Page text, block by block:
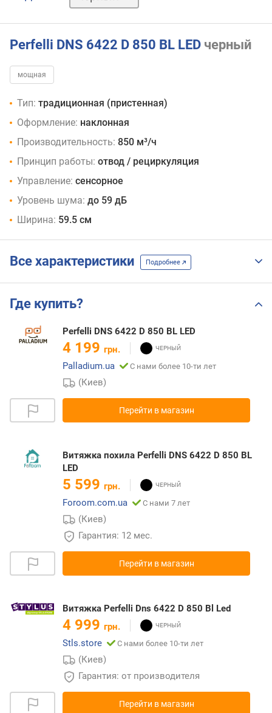
серый
Perfelli DNS 6422 D 850 BL LED черный
мощная
Тип: традиционная (пристенная)
Оформление: наклонная
Производительность: 850 м³/ч
Принцип работы: отвод / рециркуляция
Управление: сенсорное
Уровень шума: до 59 дБ
Ширина: 59.5 см
Все характеристики Подробнее
Где купить?
Perfelli DNS 6422 D 850 BL LED
4 199 грн.
Palladium.ua
С нами более 10-ти лет
(Киев)
Перейти в магазин
Витяжка похила Perfelli DNS 6422 D 850 BL
LED
5 599 грн.
Foroom.com.ua
С нами 7 лет
(Киев)
Гарантия: 12 мес.
Перейти в магазин
Витяжка Perfelli Dns 6422 D 850 Bl Led
4 999 грн.
Stls.store
С нами более 10-ти лет
(Киев)
Гарантия: от производителя
Перейти в магазин